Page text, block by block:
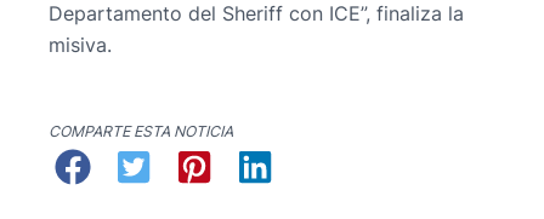
Departamento del Sheriff con ICE”, finaliza la
misiva.
COMPARTE ESTA NOTICIA